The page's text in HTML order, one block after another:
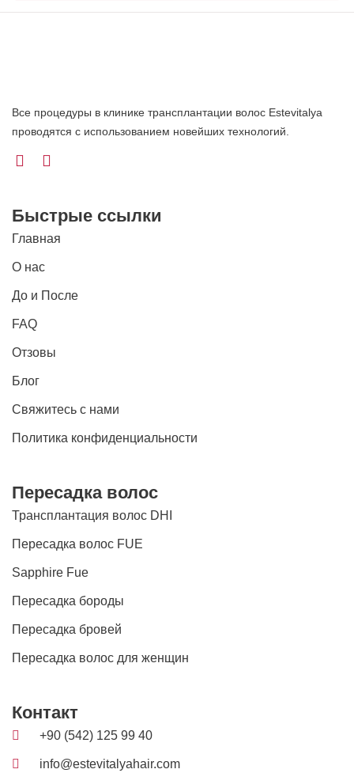
Все процедуры в клинике трансплантации волос Estevitalya
проводятся с использованием новейших технологий.
Быстрые ссылки
Главная
О нас
До и После
FAQ
Отзовы
Блог
Свяжитесь с нами
Политика конфиденциальности
Пересадка волос
Трансплантация волос DHI
Пересадка волос FUE
Sapphire Fue
Пересадка бороды
Пересадка бровей
Пересадка волос для женщин
Контакт
+90 (542) 125 99 40
info@estevitalyahair.com